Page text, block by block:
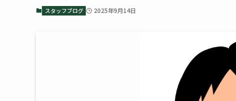
スタッフブログ 2025年9月14日